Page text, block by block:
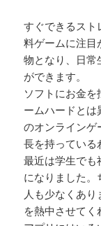
すぐできるスト
料ゲームに注目
物となり、日常
ができます。
ソフトにお金
ームハードと
のオンライン
長を持っている
最近は学生でも
になりました。
人も少なくあ
を熱中させてく